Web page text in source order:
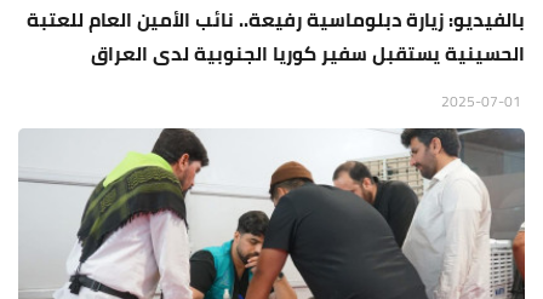
بالفيديو: زيارة دبلوماسية رفيعة.. نائب الأمين العام للعتبة
الحسينية يستقبل سفير كوريا الجنوبية لدى العراق